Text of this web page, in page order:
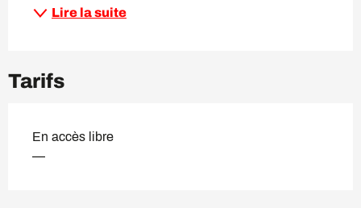
Lire la suite
Tarifs
En accès libre
—